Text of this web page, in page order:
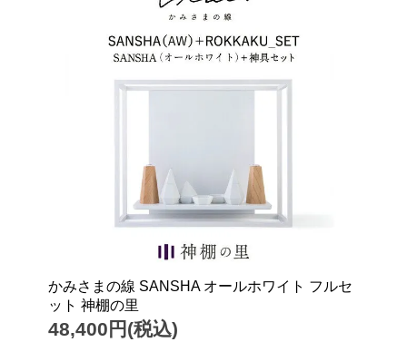
かみさまの線 SANSHA オールホワイト フルセ
ット 神棚の里
48,400円(税込)